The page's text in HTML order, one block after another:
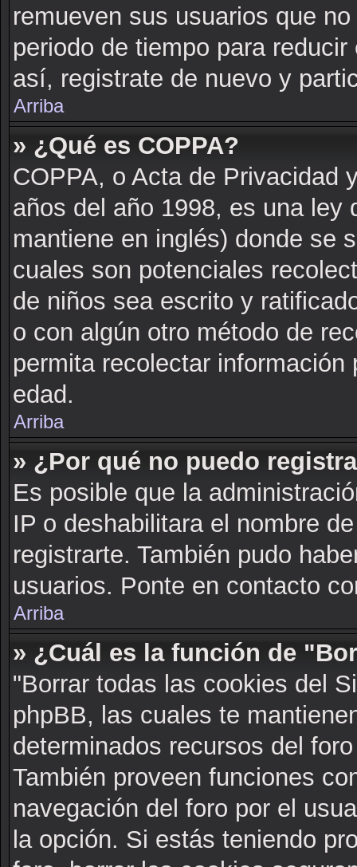
remueven sus usuarios que
periodo de tiempo para
así, registrate de nuevo y
Arriba
» ¿Qué es COPPA?
COPPA, o Acta de Privacidad
años del año 1998, es una ley
mantiene en inglés) donde se
cuales son potenciales
de niños sea escrito y
o con algún otro método de
permita recolectar
edad.
Arriba
» ¿Por qué no puedo
Es posible que la
IP o deshabilitara el nombre
registrarte. También pudo
usuarios. Ponte en contacto
Arriba
» ¿Cuál es la función de
"Borrar todas las cookies del
phpBB, las cuales te
determinados recursos del
También proveen funciones
navegación del foro por el
la opción. Si estás teniendo